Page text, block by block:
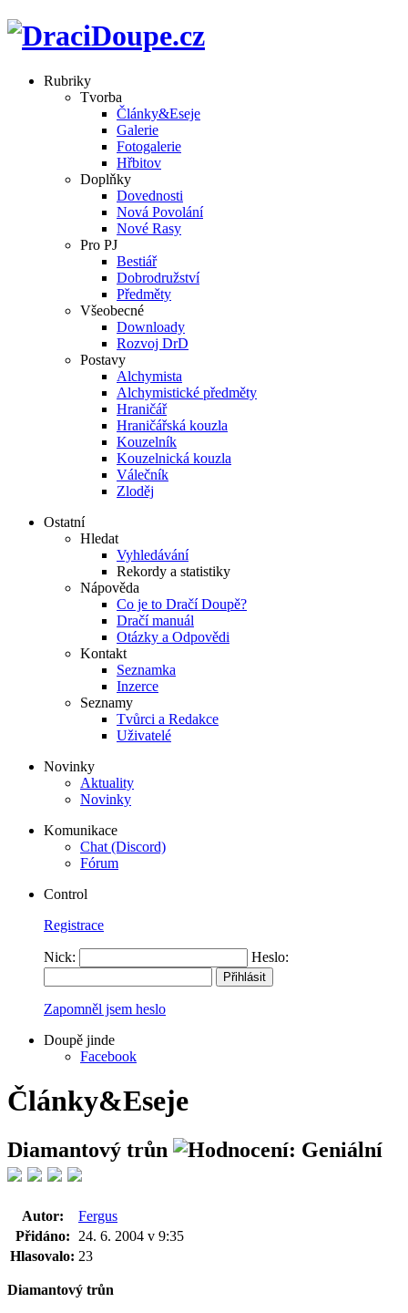
Rubriky
Tvorba
Články&Eseje
Galerie
Fotogalerie
Hřbitov
Doplňky
Dovednosti
Nová Povolání
Nové Rasy
Pro PJ
Bestiář
Dobrodružství
Předměty
Všeobecné
Downloady
Rozvoj DrD
Postavy
Alchymista
Alchymistické předměty
Hraničář
Hraničářská kouzla
Kouzelník
Kouzelnická kouzla
Válečník
Zloděj
Ostatní
Hledat
Vyhledávání
Rekordy a statistiky
Nápověda
Co je to Dračí Doupě?
Dračí manuál
Otázky a Odpovědi
Kontakt
Seznamka
Inzerce
Seznamy
Tvůrci a Redakce
Uživatelé
Novinky
Aktuality
Novinky
Komunikace
Chat (Discord)
Fórum
Control
Registrace
Nick: Heslo:
Zapomněl jsem heslo
Doupě jinde
Facebook
Články&Eseje
Diamantový trůn
Autor:
Fergus
Přidáno:
24. 6. 2004 v 9:35
Hlasovalo: 23
Diamantový trůn